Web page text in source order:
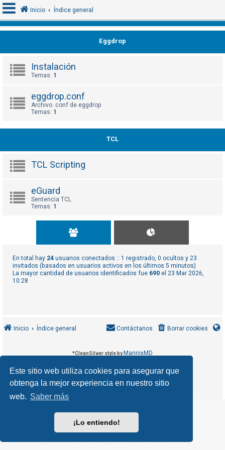
Este sitio web utiliza cookies para asegurar que
obtenga la mejor experiencia en nuestro sitio
web. Saber más
¡Lo entiendo!
I
d
e
t
f
c
a
r
e
g
s
r
T
e
s
Inicio Índice general
Eggdrop
Instalación
Temas: 1
eggdrop.conf
Archivo .conf de eggdrop
Temas: 1
TCL
TCL Scripting
eGuard
Sentencia TCL
Temas: 1
En total hay 24 usuarios conectados :: 1 registrado, 0 ocultos y 23
invitados (basados en usuarios activos en los últimos 5 minutos)
La mayor cantidad de usuarios identificados fue 690 el 23 Mar 2026,
10:28
Inicio Índice general Borrar cookies
Contáctanos
*CleanSilver style by MannixMD
Desarrollado por
phpBB ® Forum Software © phpBB Limited
Privacidad